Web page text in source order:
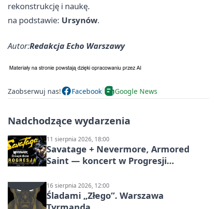
rekonstrukcję i naukę.
na podstawie: Ursynów.
Autor:Redakcja Echo Warszawy
Zaobserwuj nas! Facebook Google News
Nadchodzące wydarzenia
11 sierpnia 2026, 18:00
Savatage + Nevermore, Armored
Saint — koncert w Progresji
16 sierpnia 2026, 12:00
Śladami „Złego”. Warszawa